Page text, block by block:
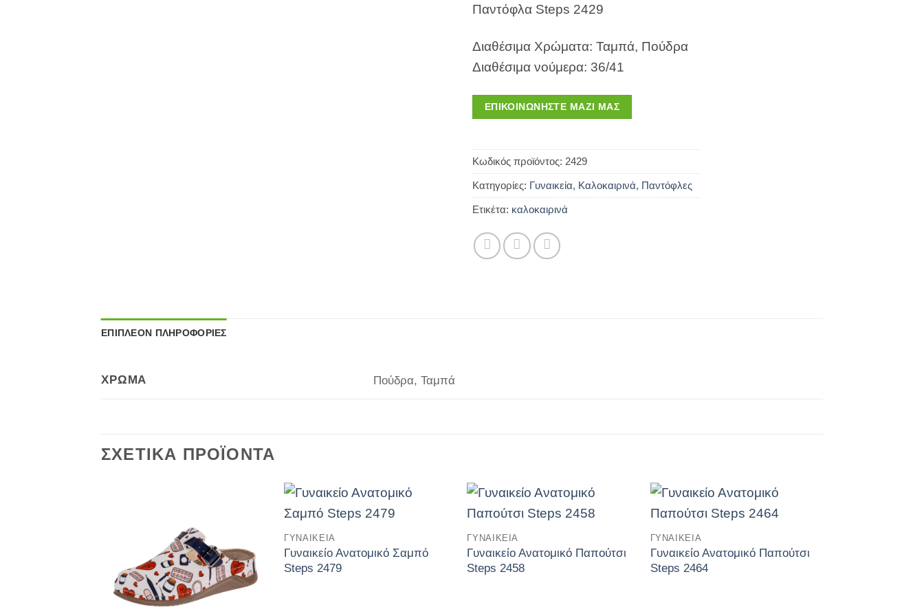
Παντόφλα Steps 2429
Διαθέσιμα Χρώματα: Ταμπά, Πούδρα
Διαθέσιμα νούμερα: 36/41
ΕΠΙΚΟΙΝΩΝΉΣΤΕ ΜΑΖΊ ΜΑΣ
Κωδικός προϊόντος: 2429
Κατηγορίες: Γυναικεία, Καλοκαιρινά, Παντόφλες
Ετικέτα: καλοκαιρινά
ΕΠΙΠΛΈΟΝ ΠΛΗΡΟΦΟΡΊΕΣ
ΧΡΏΜΑ Πούδρα, Ταμπά
ΣΧΕΤΙΚΆ ΠΡΟΪΌΝΤΑ
λίστα
επιθυμιών
λίστα
επιθυμιών
ΓΥΝΑΙΚΕΊΑ
Γυναικείο Ανατομικό Σαμπό
Steps 2479
λίστα
ΓΥΝΑΙΚΕΊΑ
Γυναικείο Ανατομικό Παπούτσι
Steps 2458
λίστα
ΓΥΝΑΙΚΕΊΑ
Γυναικείο Ανατομικό Παπούτσι
Steps 2464